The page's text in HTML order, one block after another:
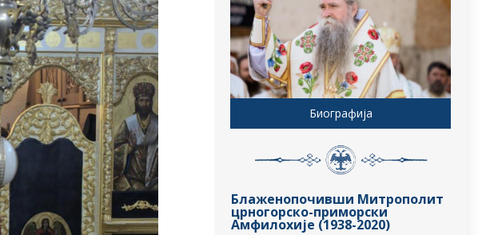
Биографија
Блаженопочивши Митрополит
црногорско-приморски
Амфилохије (1938-2020)